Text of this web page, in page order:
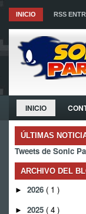
INICIO RSS
INICIO
ÚLTIMAS
Tweets de Sonic
ARCHIVO DEL
► 2026 ( 1 )
► 2025 ( 4 )